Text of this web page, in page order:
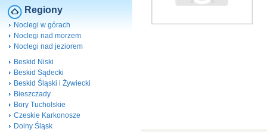
Regiony
Noclegi w górach
Noclegi nad morzem
Noclegi nad jeziorem
Beskid Niski
Beskid Sądecki
Beskid Śląski i Żywiecki
Bieszczady
Bory Tucholskie
Czeskie Karkonosze
Dolny Śląsk